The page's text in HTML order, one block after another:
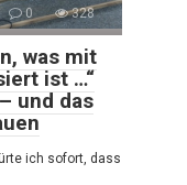
0 328
was mit
ist …“
und das
ich sofort, dass